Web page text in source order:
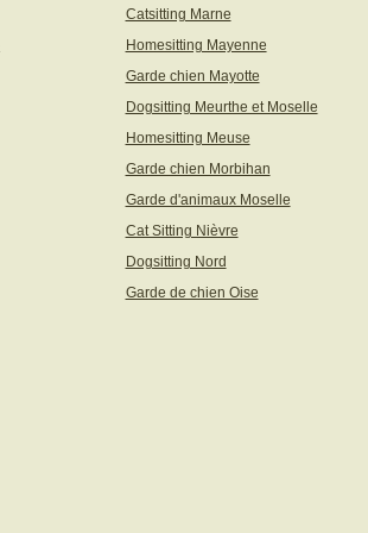
Catsitting Marne
Homesitting Mayenne
Garde chien Mayotte
Dogsitting Meurthe et Moselle
Homesitting Meuse
Garde chien Morbihan
Garde d'animaux Moselle
Cat Sitting Nièvre
Dogsitting Nord
Garde de chien Oise